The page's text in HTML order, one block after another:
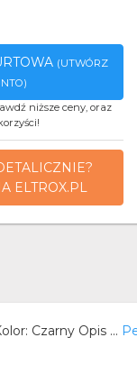
(UTWÓRZ
niższe ceny, oraz
ELTROX.PL
Czarny Opis ...